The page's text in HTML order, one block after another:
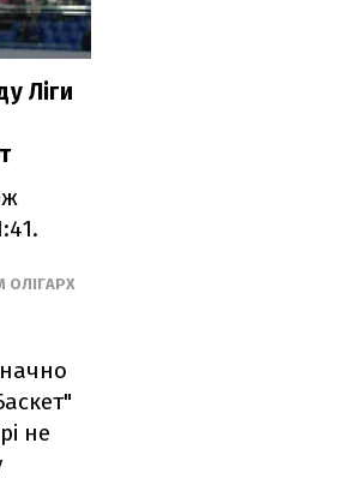
Ліги
ОЛІГАРХ
не